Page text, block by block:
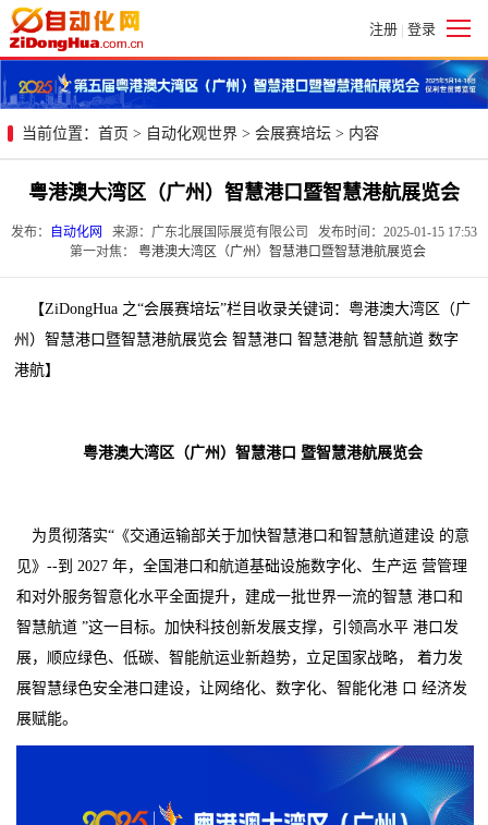
注册 | 登录
当前位置： 首页 > 自动化观世界 > 会展赛培坛 > 内容
粤港澳大湾区（广州）智慧港口暨智慧港航展览会
发布： 自动化网
来源：广东北展国际展览有限公司 发布时间：2025-01-15 17:53
第一对焦： 粤港澳大湾区（广州）智慧港口暨智慧港航展览会
【ZiDongHua 之“会展赛培坛”栏目收录关键词：粤港澳大湾区（广
州）智慧港口暨智慧港航展览会 智慧港口 智慧港航 智慧航道 数字
港航】
粤港澳大湾区（广州）智慧港口 暨智慧港航展览会
为贯彻落实“《交通运输部关于加快智慧港口和智慧航道建设 的意
见》--到 2027 年，全国港口和航道基础设施数字化、生产运 营管理
和对外服务智意化水平全面提升，建成一批世界一流的智慧 港口和
智慧航道 ”这一目标。加快科技创新发展支撑，引领高水平 港口发
展，顺应绿色、低碳、智能航运业新趋势，立足国家战略， 着力发
展智慧绿色安全港口建设，让网络化、数字化、智能化港 口 经济发
展赋能。